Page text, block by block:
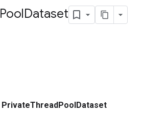
PoolDataset
PrivateThreadPoolDataset